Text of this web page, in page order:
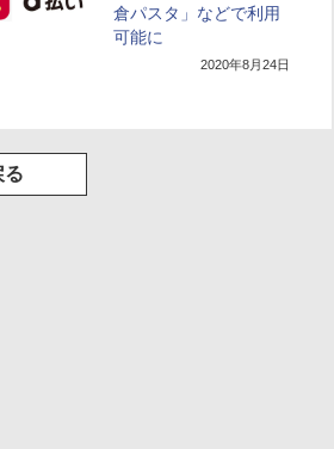
倉パスタ」などで利用
可能に
2020年8月24日
る